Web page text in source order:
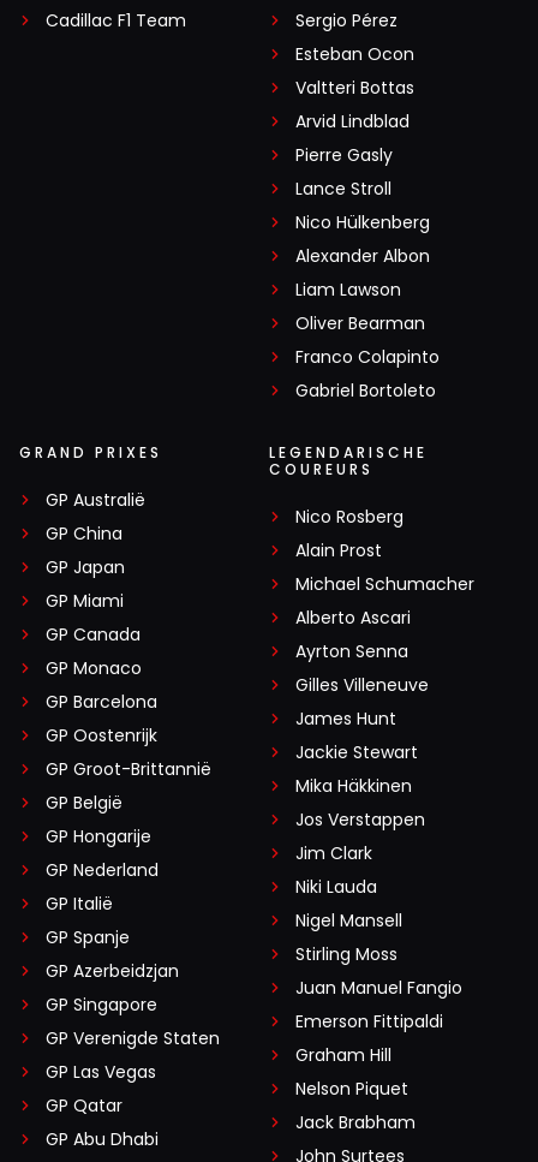
Cadillac F1 Team
Sergio Pérez
Esteban Ocon
Valtteri Bottas
Arvid Lindblad
Pierre Gasly
Lance Stroll
Nico Hülkenberg
Alexander Albon
Liam Lawson
Oliver Bearman
Franco Colapinto
Gabriel Bortoleto
GRAND PRIXES
GP Australië
GP China
GP Japan
GP Miami
GP Canada
GP Monaco
GP Barcelona
GP Oostenrijk
GP Groot-Brittannië
GP België
GP Hongarije
GP Nederland
GP Italië
GP Spanje
GP Azerbeidzjan
GP Singapore
GP Verenigde Staten
GP Las Vegas
GP Qatar
GP Abu Dhabi
LEGENDARISCHE
COUREURS
Nico Rosberg
Alain Prost
Michael Schumacher
Alberto Ascari
Ayrton Senna
Gilles Villeneuve
James Hunt
Jackie Stewart
Mika Häkkinen
Jos Verstappen
Jim Clark
Niki Lauda
Nigel Mansell
Stirling Moss
Juan Manuel Fangio
Emerson Fittipaldi
Graham Hill
Nelson Piquet
Jack Brabham
John Surtees